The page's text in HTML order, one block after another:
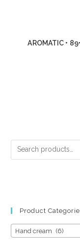
AROMATIC •
Product
Hand cream (6)